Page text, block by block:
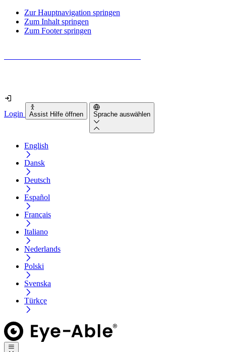
Zur Hauptnavigation springen
Zum Inhalt springen
Zum Footer springen
Login Assist Hilfe öffnen Sprache auswählen
English
Dansk
Deutsch
Español
Français
Italiano
Nederlands
Polski
Svenska
Türkçe